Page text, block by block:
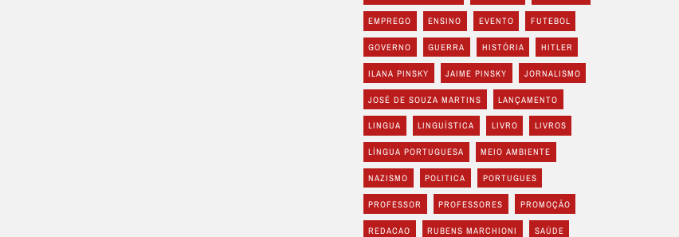
EMPREGO ENSINO EVENTO FUTEBOL
GOVERNO GUERRA HISTÓRIA HITLER
ILANA PINSKY JAIME PINSKY JORNALISMO
JOSÉ DE SOUZA MARTINS LANÇAMENTO
LINGUA LINGUÍSTICA LIVRO LIVROS
LÍNGUA PORTUGUESA MEIO AMBIENTE
NAZISMO POLITICA PORTUGUES
PROFESSOR PROFESSORES PROMOÇÃO
REDACAO RUBENS MARCHIONI SAÚDE